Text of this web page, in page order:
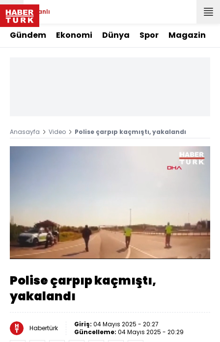
Canlı
Gündem Ekonomi Dünya Spor Magazin
Anasayfa Video Polise çarpıp kaçmıştı, yakalandı
Sesi
Aç
Yüklendi:
100.00%
Oynatma
Hızı
Polise çarpıp kaçmıştı,
yakalandı
Habertürk Giriş: 04 Mayıs 2025 - 20:27
Güncelleme: 04 Mayıs 2025 - 20:29